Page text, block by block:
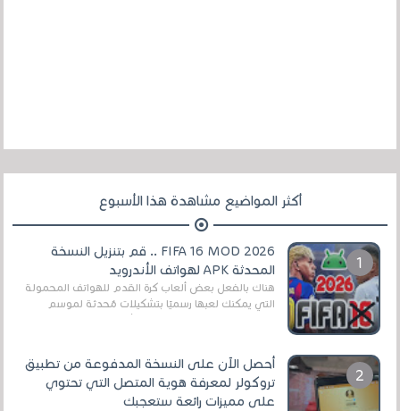
أكثر المواضيع مشاهدة هذا الأسبوع
FIFA 16 MOD 2026 .. قم بتنزيل النسخة
المحدثة APK لهواتف الأندرويد
هناك بالفعل بعض ألعاب كرة القدم للهواتف المحمولة
التي يمكنك لعبها رسميًا بتشكيلات مُحدثة لموسم
أحصل الآن على النسخة المدفوعة من تطبيق
تروكولر لمعرفة هوية المتصل التي تحتوي
على مميزات رائعة ستعجبك